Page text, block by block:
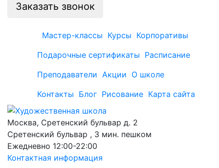
Заказать звонок
Мастер-классы Курсы Корпоративы
Подарочные сертификаты Расписание
Преподаватели Акции О школе
Контакты Блог Рисование Карта сайта
Москва, Сретенский бульвар д. 2
Сретенский бульвар , 3 мин. пешком
Ежедневно 12:00-22:00
Контактная информация